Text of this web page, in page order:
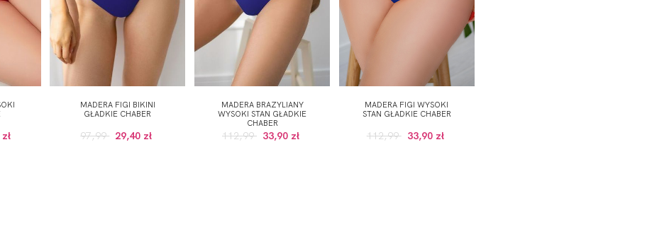
MADERA FIGI BIKINI
GŁADKIE CHABER
97,99 29,40 zł
MADERA BRAZYLIANY
WYSOKI STAN GŁADKIE
CHABER
112,99 33,90 zł
MADERA FIGI WYSOKI
STAN GŁADKIE CHABER
112,99 33,90 zł